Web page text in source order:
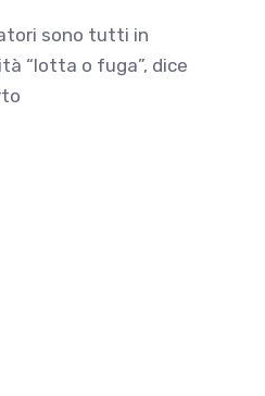
sono tutti in
“lotta o fuga”, dice